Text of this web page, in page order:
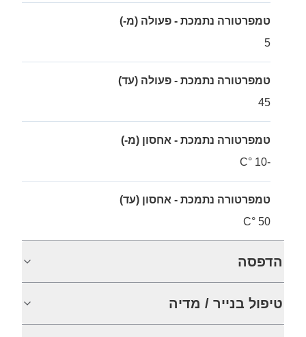
טמפרטורה נתמכת - פעולה (מ-)
5
טמפרטורה נתמכת - פעולה (עד)
45
טמפרטורה נתמכת - אחסון (מ-)
-10 °C
טמפרטורה נתמכת - אחסון (עד)
50 °C
הדפסה
טיפול בנייר / מדיה